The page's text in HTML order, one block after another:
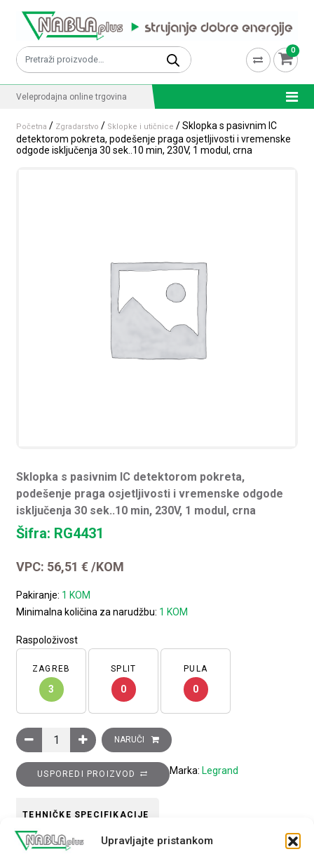
Upravljajte pristankom
Pretraži: 0
Veleprodajna online trgovina
Početna / Zgradarstvo / Sklopke i utičnice / Sklopka s pasivnim IC
detektorom pokreta, podešenje praga osjetljivosti i vremenske
odgode isključenja 30 sek..10 min, 230V, 1 modul, crna
Sklopka s pasivnim IC detektorom pokreta,
podešenje praga osjetljivosti i vremenske odgode
isključenja 30 sek..10 min, 230V, 1 modul, crna
Šifra: RG4431
VPC: 56,51€ /KOM
Pakiranje: 1 KOM
Minimalna količina za narudžbu: 1 KOM
Raspoloživost
ZAGREB
3
SPLIT
0
PULA
0
Sklopka s pasivnim IC detektorom pokreta, podešenje
NARUČI
USPOREDI PROIZVOD Marka: Legrand
TEHNIČKE SPECIFIKACIJE